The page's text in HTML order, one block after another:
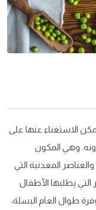
الاستغناء عنها على
وهي المكون
المعدنية التي
يطلبها الأطفال
طوال العام البسلة،